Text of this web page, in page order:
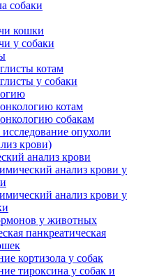
собаки
кошки
у собаки
котам
у собаки
котам
собакам
исследование опухоли
крови)
анализ крови
анализ крови у
анализ крови у
у животных
панкреатическая
кортизола у собак
тироксина у собак и